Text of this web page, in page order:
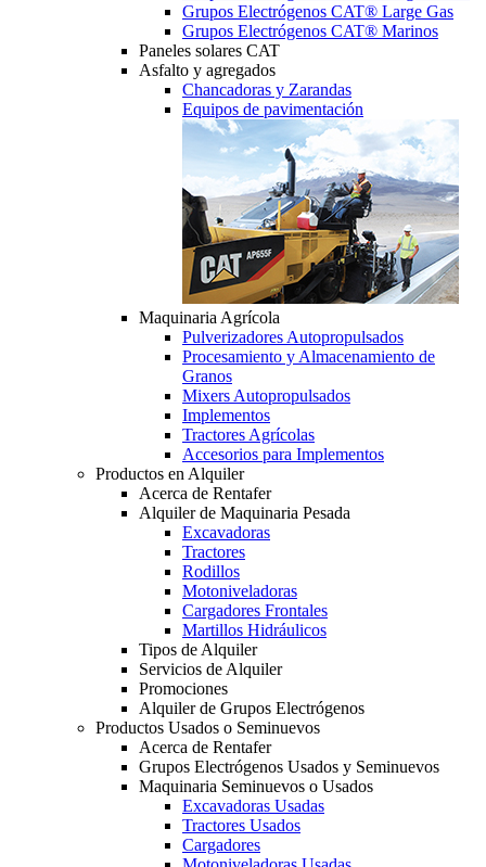
Grupos Electrógenos CAT® Large Gas
Grupos Electrógenos CAT® Marinos
Paneles solares CAT
Asfalto y agregados
Chancadoras y Zarandas
Equipos de pavimentación
Maquinaria Agrícola
Pulverizadores Autopropulsados
Procesamiento y Almacenamiento de
Granos
Mixers Autopropulsados
Implementos
Tractores Agrícolas
Accesorios para Implementos
Productos en Alquiler
Acerca de Rentafer
Alquiler de Maquinaria Pesada
Excavadoras
Tractores
Rodillos
Motoniveladoras
Cargadores Frontales
Martillos Hidráulicos
Tipos de Alquiler
Servicios de Alquiler
Promociones
Alquiler de Grupos Electrógenos
Productos Usados o Seminuevos
Acerca de Rentafer
Grupos Electrógenos Usados y Seminuevos
Maquinaria Seminuevos o Usados
Excavadoras Usadas
Tractores Usados
Cargadores